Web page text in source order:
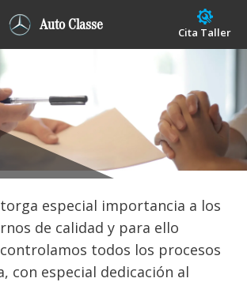
Auto Classe Cita Taller
especial importancia a los
de calidad y para ello
todos los procesos
con especial dedicación al